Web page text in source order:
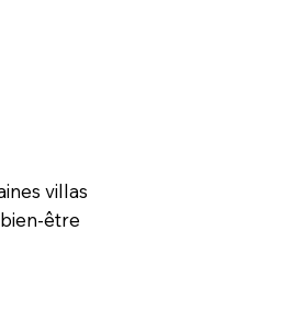
villas
être